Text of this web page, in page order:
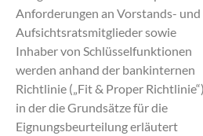
Anforderungen an Vorstands- und
Aufsichtsratsmitglieder sowie
Inhaber von Schlüsselfunktionen
werden anhand der bankinternen
Richtlinie („Fit & Proper
in der die Grundsätze für die
Eignungsbeurteilung erläutert